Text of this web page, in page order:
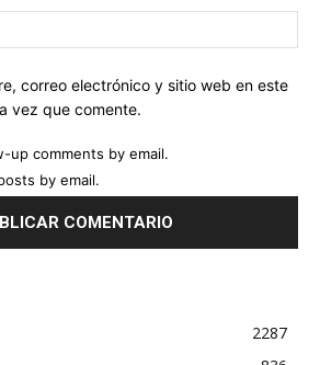
correo electrónico y sitio web en este
vez que comente.
up comments by email.
by email.
2287